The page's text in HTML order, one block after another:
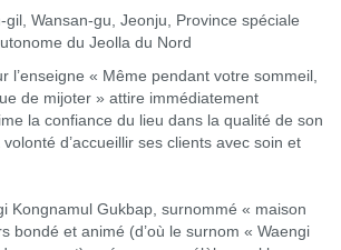
gil, Wansan-gu, Jeonju, Province spéciale
du Jeolla du Nord
l’enseigne « Même pendant votre sommeil,
de mijoter » attire immédiatement
la confiance du lieu dans la qualité de son
d’accueillir ses clients avec soin et
Kongnamul Gukbap, surnommé « maison
bondé et animé (d’où le surnom « Waengi